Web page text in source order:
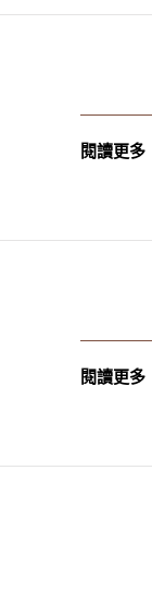
閱讀更多
閱讀更多